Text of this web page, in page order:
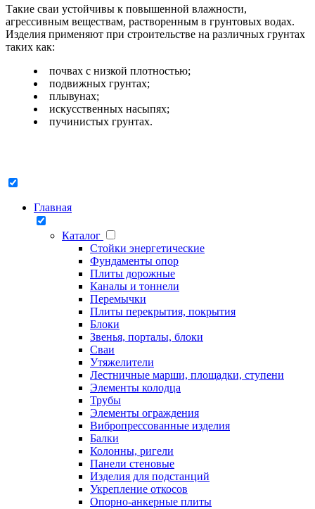
Такие сваи устойчивы к повышенной влажности,
агрессивным веществам, растворенным в грунтовых водах.
Изделия применяют при строительстве на различных грунтах
таких как:
почвах с низкой плотностью;
подвижных грунтах;
плывунах;
искусственных насыпях;
пучинистых грунтах.
Главная
Каталог
Стойки энергетические
Фундаменты опор
Плиты дорожные
Каналы и тоннели
Перемычки
Плиты перекрытия, покрытия
Блоки
Звенья, порталы, блоки
Сваи
Утяжелители
Лестничные марши, площадки, ступени
Элементы колодца
Трубы
Элементы ограждения
Вибропрессованные изделия
Балки
Колонны, ригели
Панели стеновые
Изделия для подстанций
Укрепление откосов
Опорно-анкерные плиты